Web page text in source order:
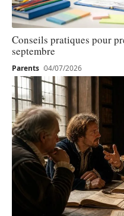
Conseils pratiques pour
septembre
Parents 04/07/2026